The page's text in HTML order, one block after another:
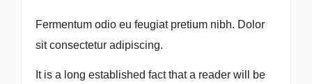
Fermentum odio eu feugiat pretium nibh. Dolor
sit consectetur adipiscing.
It is a long established fact that a reader will be